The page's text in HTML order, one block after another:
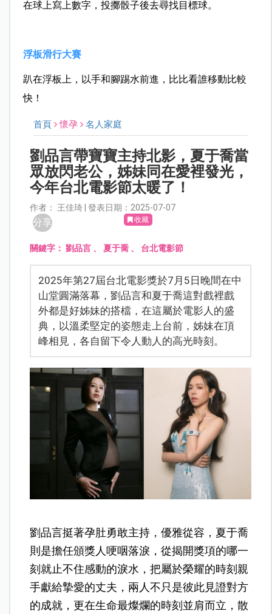
在球上寫上數字，投擲骰子後去尋找目標球。
浮板滑行大賽
趴在浮板上，以手和腳踢水前進，比比看誰移動比較
快！
首頁 懷孕 名人家庭
劉品言帶寶寶主持北影，夏于喬當
眾放閃老公，姊妹同在愛裡發光，
今年台北電影節太暖了！
作者： 王佳琦 | 發表日期：2025-07-07
分享 收藏
關鍵字：劉品言 、夏于喬 、 台北電影節
2025年第27屆台北電影獎於7月5日晚間在中
山堂圓滿落幕，劉品言和夏于喬這對戲裡戲
外都是好姊妹的搭檔，在這屬於電影人的盛
典，以溫柔堅定的姿態走上台前，姊妹在頂
峰相見，各自留下令人動人的高光時刻。
劉品言挺著孕肚勇敢主持，優雅從容，夏于喬
則是擔任頒獎人哽咽落淚，從揭開獎項的哪一
刻就止不住感動的淚水，把屬於榮耀的時刻親
手獻給摯愛的丈夫，兩人不只是彼此見證對方
的成就，更在生命最燦爛的時刻並肩而立，散